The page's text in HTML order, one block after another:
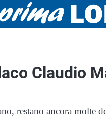
Claudio
restano ancora molte